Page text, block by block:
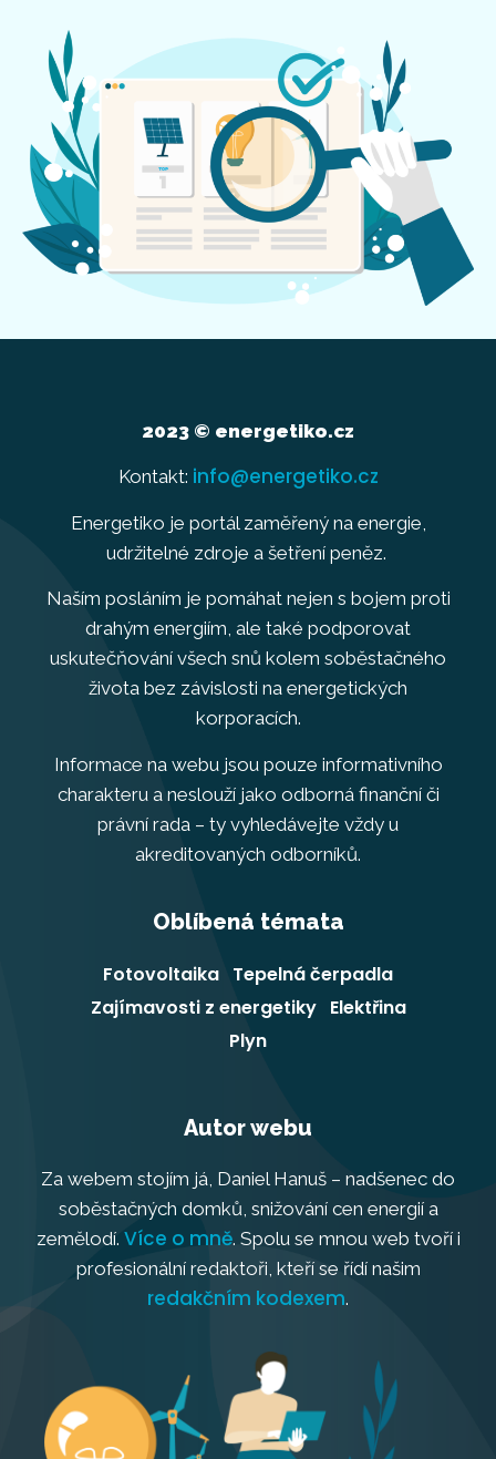
2023 © energetiko.cz
Kontakt: info@energetiko.cz
Energetiko je portál zaměřený na energie,
udržitelné zdroje a šetření peněz.
Naším posláním je pomáhat nejen s bojem proti
drahým energiím, ale také podporovat
uskutečňování všech snů kolem soběstačného
života bez závislosti na energetických
korporacích.
Informace na webu jsou pouze informativního
charakteru a neslouží jako odborná finanční či
právní rada – ty vyhledávejte vždy u
akreditovaných odborníků.
Oblíbená témata
Fotovoltaika Tepelná čerpadla
Zajímavosti z energetiky Elektřina
Plyn
Autor webu
Za webem stojím já, Daniel Hanuš – nadšenec do
soběstačných domků, snižování cen energií a
zemělodí. Více o mně. Spolu se mnou web tvoří i
profesionální redaktoři, kteří se řídí našim
redakčním kodexem.